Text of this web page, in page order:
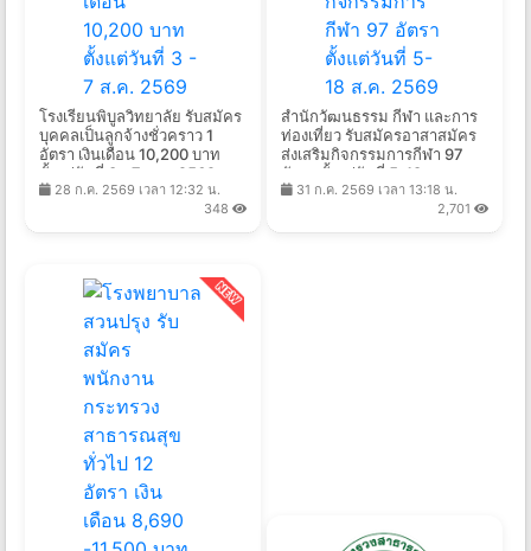
โรงเรียนพิบูลวิทยาลัย รับสมัคร
บุคคลเป็นลูกจ้างชั่วคราว 1
อัตรา เงินเดือน 10,200 บาท
ตั้งแต่วันที่ 3 - 7 ส.ค. 2569
28 ก.ค. 2569 เวลา 12:32 น.
348
สำนักวัฒนธรรม กีฬา และการ
ท่องเที่ยว รับสมัครอาสาสมัคร
ส่งเสริมกิจกรรมการกีฬา 97
อัตรา ตั้งแต่วันที่ 5-18 ส.ค.
2569
31 ก.ค. 2569 เวลา 13:18 น.
2,701